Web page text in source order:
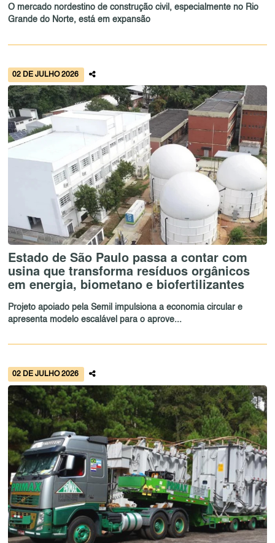
O mercado nordestino de construção civil, especialmente no Rio
Grande do Norte, está em expansão
02 DE JULHO 2026
Estado de São Paulo passa a contar com
usina que transforma resíduos orgânicos
em energia, biometano e biofertilizantes
Projeto apoiado pela Semil impulsiona a economia circular e
apresenta modelo escalável para o aprove...
02 DE JULHO 2026